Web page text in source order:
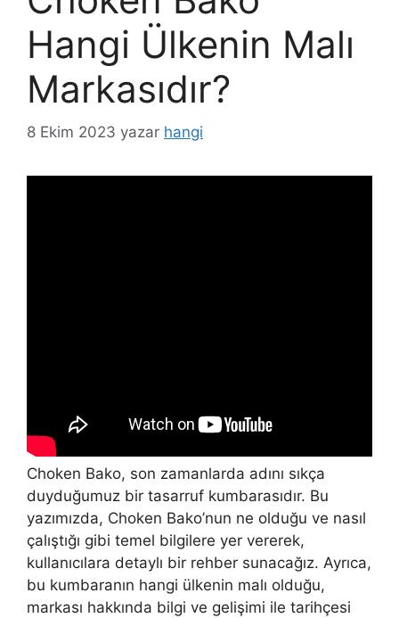
Hangi Ülkenin Malı
Markasıdır?
8 Ekim 2023 yazar hangi
Choken Bako, son zamanlarda adını sıkça
duyduğumuz bir tasarruf kumbarasıdır. Bu
yazımızda, Choken Bako’nun ne olduğu ve nasıl
çalıştığı gibi temel bilgilere yer vererek,
kullanıcılara detaylı bir rehber sunacağız. Ayrıca,
bu kumbaranın hangi ülkenin malı olduğu,
markası hakkında bilgi ve gelişimi ile tarihçesi